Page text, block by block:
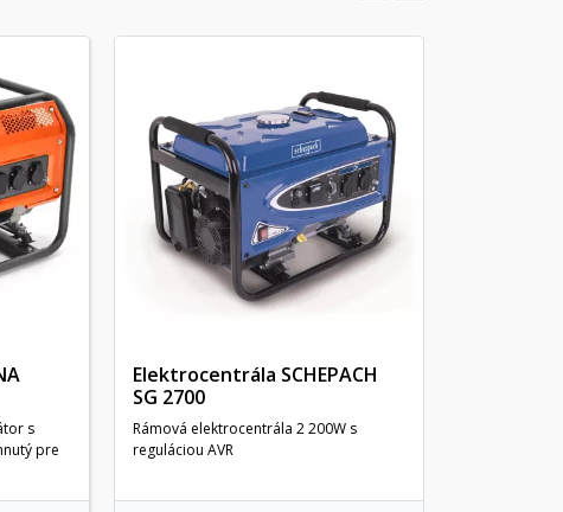
s
pre
Elektrocentrála SCHEPACH
SG 2700
Rámová elektrocentrála 2 200W s
reguláciou AVR